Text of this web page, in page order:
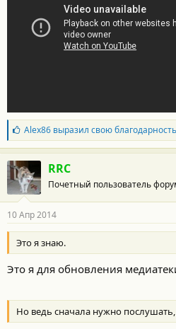
Б
л
а
г
о
д
а
н
о
с
т
и
:
Alex86выразил свою благодарность
RRC
Почетный пользователь
10 Апр 2014
Это я знаю.
Это я для обновления
Но ведь сначала нужно послушать,